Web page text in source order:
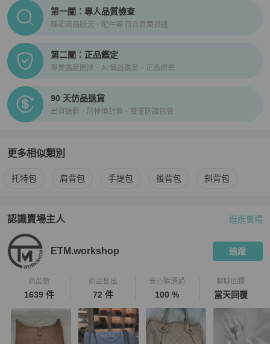
PopChill拍拍圈正品驗證、安心購檢驗流程介紹
第一關：專人品質檢查
確認商品狀況、配件等 符合頁面描述
第二關：正品鑑定
專業鑑定團隊、AI 儀器鑑定、正品證書
90 天仿品退貨
出貨錄影、防掉換封條、雙重防護包裝
更多相似類別
更多MOYNAT 女包相似商品推薦
托特包 肩背包 手提包 後背包 斜背包
認識賣場主人
PopChill 拍拍圈嚴選賣家
逛逛賣場
ETM.workshop 追蹤
商品數
1639 件
商品售出
72 件
安心購通過
100 %
聊聊回覆
當天回覆